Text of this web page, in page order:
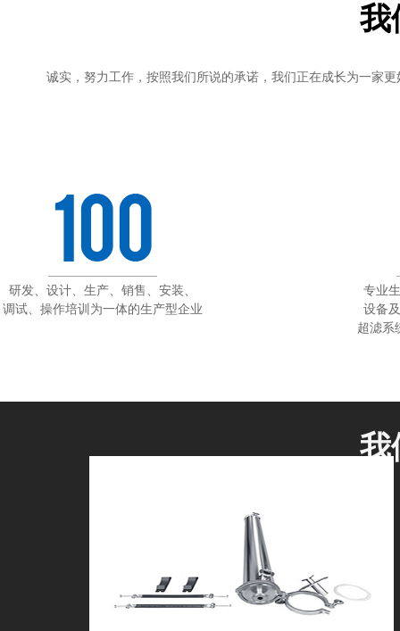
我
诚实，努力工作，按照我们所说的承诺，我们正在成长为一家
研发、设计、生产、销售、安装、
调试、操作培训为一体的生产型企业
专业
设备
超滤系
我